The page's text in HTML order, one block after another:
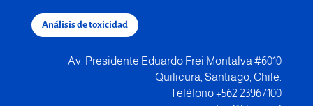
Análisis de toxicidad
Av. Presidente Eduardo Frei Montalva #6010
Quilicura, Santiago, Chile.
Teléfono +562 23967100